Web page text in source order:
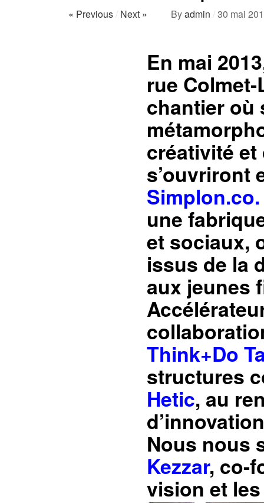
« Previous/ Next » Byadmin /30 mai
En mai
rue
chantier où
créativité
s’ouvriront
Simplon.co.
une
et sociaux,
issus de la
aux jeunes
Think+Do
structures
Hetic, au
Nous nous
Kezzar, co-
vision et